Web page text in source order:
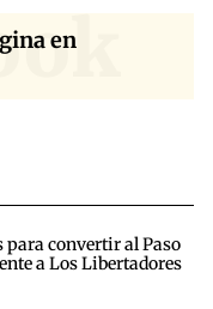
en
para convertir al Paso
a Los Libertadores